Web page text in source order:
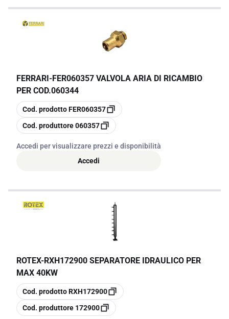
FERRARI-FER060357 VALVOLA ARIA DI RICAMBIO
PER COD.060344
copia
Cod. prodottoFER060357
copia
Cod. produttore060357
Accedi per visualizzare prezzi e disponibilità
Accedi
ROTEX-RXH172900 SEPARATORE IDRAULICO PER
MAX 40KW
copia
Cod. prodottoRXH172900
copia
Cod. produttore 172900